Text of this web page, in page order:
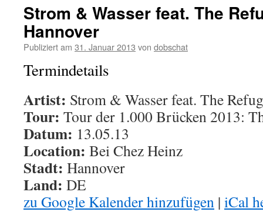
Strom & Wasser feat. The
Hannover
Publiziert am 31. Januar 2013 von dobschat
Termindetails
Artist: Strom & Wasser feat. The
Tour: Tour der 1.000 Brücken 2013:
Datum: 13.05.13
Location: Bei Chez Heinz
Stadt: Hannover
Land: DE
zu Google Kalender hinzufügen | iCal